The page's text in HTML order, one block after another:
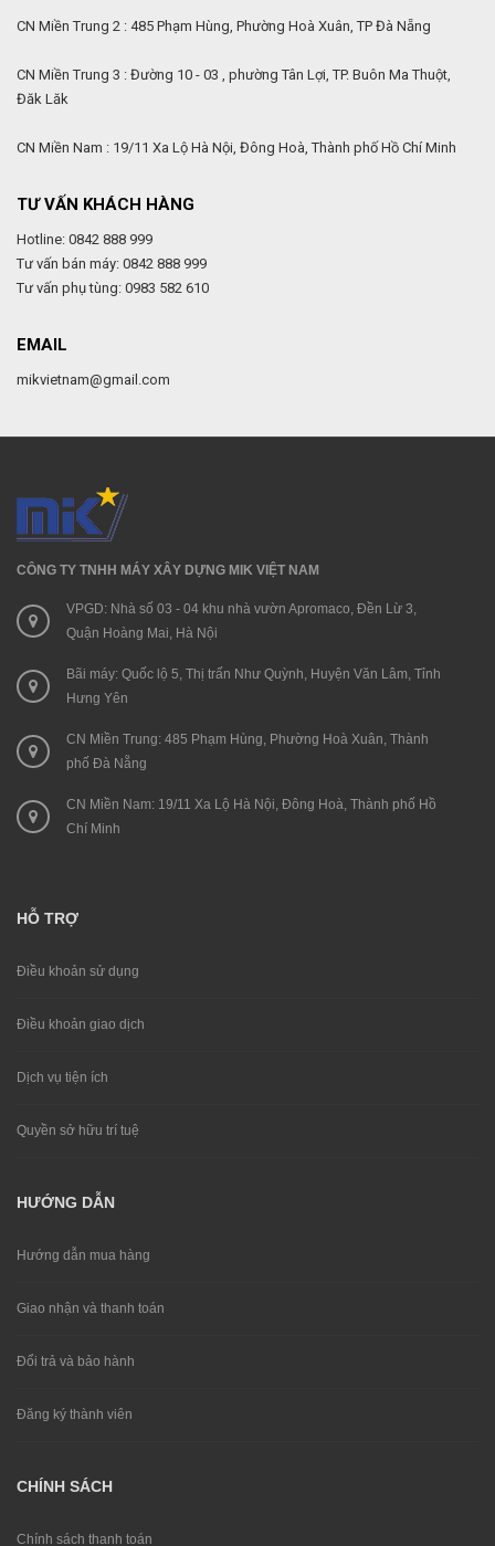
CN Miền Trung 2 : 485 Phạm Hùng, Phường Hoà Xuân, TP Đà Nẵng
CN Miền Trung 3 : Đường 10 - 03 , phường Tân Lợi, TP. Buôn Ma Thuột,
Đăk Lăk
CN Miền Nam : 19/11 Xa Lộ Hà Nội, Đông Hoà, Thành phố Hồ Chí Minh
TƯ VẤN KHÁCH HÀNG
Hotline: 0842 888 999
Tư vấn bán máy: 0842 888 999
Tư vấn phụ tùng: 0983 582 610
EMAIL
mikvietnam@gmail.com
CÔNG TY TNHH MÁY XÂY DỰNG MIK VIỆT NAM
VPGD: Nhà số 03 - 04 khu nhà vườn Apromaco, Đền Lừ 3,
Quận Hoàng Mai, Hà Nội
Bãi máy: Quốc lộ 5, Thị trấn Như Quỳnh, Huyện Văn Lâm, Tỉnh
Hưng Yên
CN Miền Trung: 485 Phạm Hùng, Phường Hoà Xuân, Thành
phố Đà Nẵng
CN Miền Nam: 19/11 Xa Lộ Hà Nội, Đông Hoà, Thành phố Hồ
Chí Minh
HỖ TRỢ
Điều khoản sử dụng
Điều khoản giao dịch
Dịch vụ tiện ích
Quyền sở hữu trí tuệ
HƯỚNG DẪN
Hướng dẫn mua hàng
Giao nhận và thanh toán
Đổi trả và bảo hành
Đăng ký thành viên
CHÍNH SÁCH
Chính sách thanh toán